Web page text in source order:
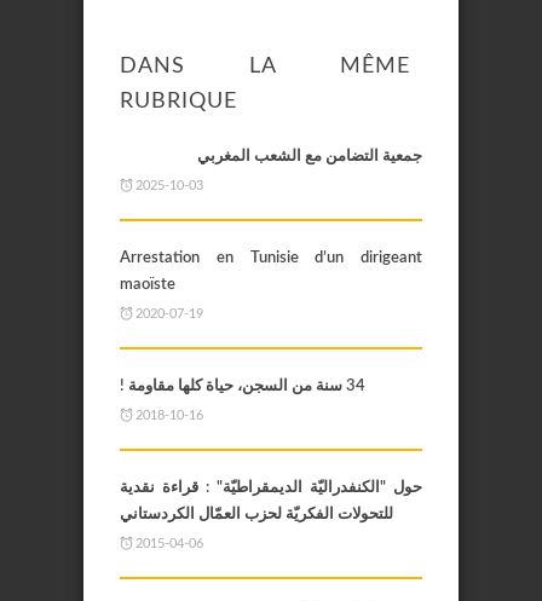
DANS LA MÊME
RUBRIQUE
جمعية التضامن مع الشعب المغربي
2025-10-03
Arrestation en Tunisie d’un dirigeant
maoïste
2020-07-19
34 سنة من السجن، حياة كلها مقاومة !
2018-10-16
حول "الكنفدراليّة الديمقراطيّة" : قراءة نقدية
للتحولات الفكريّة لحزب العمّال الكردستاني
2015-04-06